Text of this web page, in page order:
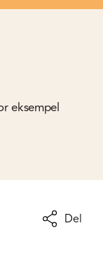
eksempel
Del